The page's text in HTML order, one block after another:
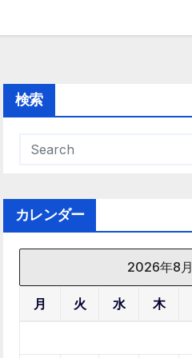
検索
カレンダー
2026年8月
月 火 水 木